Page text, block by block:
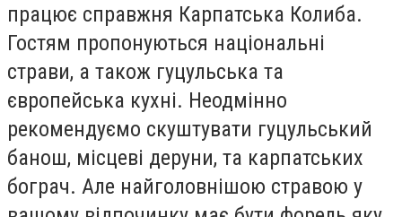
працює справжня Карпатська Колиба.
Гостям пропонуються національні
страви, а також гуцульська та
європейська кухні. Неодмінно
рекомендуємо скуштувати гуцульський
банош, місцеві деруни, та карпатських
бограч. Але найголовнішою стравою у